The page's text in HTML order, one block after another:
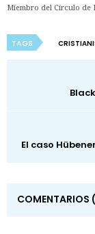
Miembro del Círculo de
TAGS
El caso
COMENTARIOS